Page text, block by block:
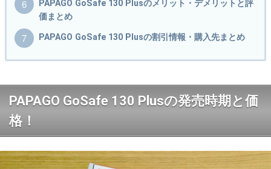
PAPAGO GoSafe 130 Plusのメリット・デメリットと評
価まとめ
PAPAGO GoSafe 130 Plusの割引情報・購入先まとめ
PAPAGO GoSafe 130 Plusの発売時期と価
格！